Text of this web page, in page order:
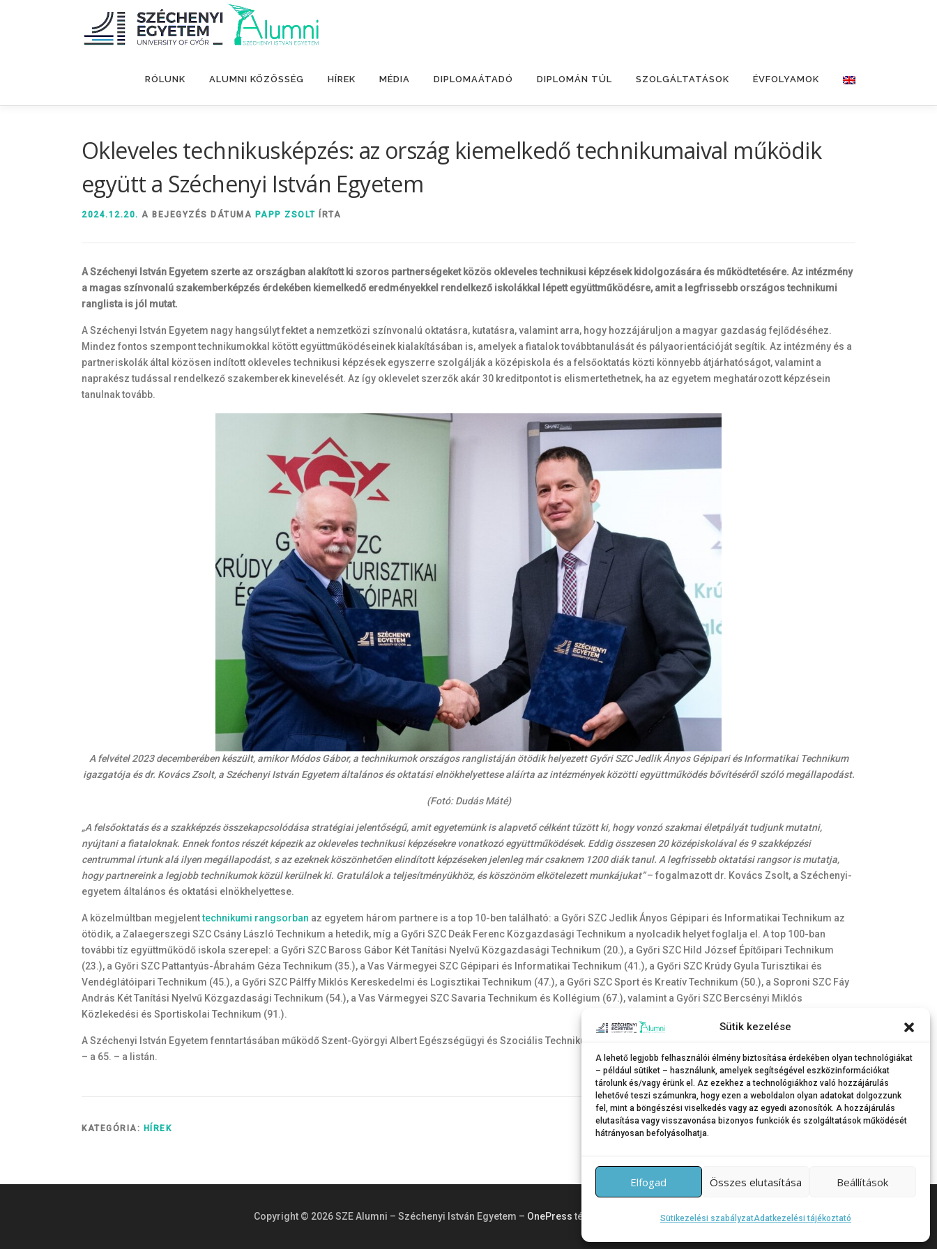
Sütik kezelése
A lehető legjobb felhasználói élmény biztosítása érdekében olyan technológiákat
– például sütiket – használunk, amelyek segítségével eszközinformációkat
tárolunk és/vagy érünk el. Az ezekhez a technológiákhoz való hozzájárulás
lehetővé teszi számunkra, hogy ezen a weboldalon olyan adatokat dolgozzunk
fel, mint a böngészési viselkedés vagy az egyedi azonosítók. A hozzájárulás
elutasítása vagy visszavonása bizonyos funkciók és szolgáltatások működését
hátrányosan befolyásolhatja.
Elfogad Összes elutasítása Beállítások
Sütikezelési szabályzatAdatkezelési tájékoztató
RÓLUNK ALUMNI KÖZÖSSÉG HÍREK MÉDIA DIPLOMAÁTADÓ DIPLOMÁN TÚL SZOLGÁLTATÁSOK ÉVFOLYAMOK
Okleveles technikusképzés: az ország kiemelkedő technikumaival működik
együtt a Széchenyi István Egyetem
2024.12.20. A BEJEGYZÉS DÁTUMA PAPP ZSOLT ÍRTA
A Széchenyi István Egyetem szerte az országban alakított ki szoros partnerségeket közös okleveles technikusi képzések kidolgozására és működtetésére. Az intézmény
a magas színvonalú szakemberképzés érdekében kiemelkedő eredményekkel rendelkező iskolákkal lépett együttműködésre, amit a legfrissebb országos technikumi
ranglista is jól mutat.
A Széchenyi István Egyetem nagy hangsúlyt fektet a nemzetközi színvonalú oktatásra, kutatásra, valamint arra, hogy hozzájáruljon a magyar gazdaság fejlődéséhez.
Mindez fontos szempont technikumokkal kötött együttműködéseinek kialakításában is, amelyek a fiatalok továbbtanulását és pályaorientációját segítik. Az intézmény és a
partneriskolák által közösen indított okleveles technikusi képzések egyszerre szolgálják a középiskola és a felsőoktatás közti könnyebb átjárhatóságot, valamint a
naprakész tudással rendelkező szakemberek kinevelését. Az így oklevelet szerzők akár 30 kreditpontot is elismertethetnek, ha az egyetem meghatározott képzésein
tanulnak tovább.
A felvétel 2023 decemberében készült, amikor Módos Gábor, a technikumok országos ranglistáján ötödik helyezett Győri SZC Jedlik Ányos Gépipari és Informatikai Technikum
igazgatója és dr. Kovács Zsolt, a Széchenyi István Egyetem általános és oktatási elnökhelyettese aláírta az intézmények közötti együttműködés bővítéséről szóló megállapodást.
(Fotó: Dudás Máté)
„A felsőoktatás és a szakképzés összekapcsolódása stratégiai jelentőségű, amit egyetemünk is alapvető célként tűzött ki, hogy vonzó szakmai életpályát tudjunk mutatni,
nyújtani a fiataloknak. Ennek fontos részét képezik az okleveles technikusi képzésekre vonatkozó együttműködések. Eddig összesen 20 középiskolával és 9 szakképzési
centrummal írtunk alá ilyen megállapodást, s az ezeknek köszönhetően elindított képzéseken jelenleg már csaknem 1200 diák tanul. A legfrissebb oktatási rangsor is mutatja,
hogy partnereink a legjobb technikumok közül kerülnek ki. Gratulálok a teljesítményükhöz, és köszönöm elkötelezett munkájukat”– fogalmazott dr. Kovács Zsolt, a Széchenyi-
egyetem általános és oktatási elnökhelyettese.
A közelmúltban megjelenttechnikumi rangsorban az egyetem három partnere is a top 10-ben található: a Győri SZC Jedlik Ányos Gépipari és Informatikai Technikum az
ötödik, a Zalaegerszegi SZC Csány László Technikum a hetedik, míg a Győri SZC Deák Ferenc Közgazdasági Technikum a nyolcadik helyet foglalja el. A top 100-ban
további tíz együttműködő iskola szerepel: a Győri SZC Baross Gábor Két Tanítási Nyelvű Közgazdasági Technikum (20.), a Győri SZC Hild József Építőipari Technikum
(23.), a Győri SZC Pattantyús-Ábrahám Géza Technikum (35.), a Vas Vármegyei SZC Gépipari és Informatikai Technikum (41.), a Győri SZC Krúdy Gyula Turisztikai és
Vendéglátóipari Technikum (45.), a Győri SZC Pálffy Miklós Kereskedelmi és Logisztikai Technikum (47.), a Győri SZC Sport és Kreatív Technikum (50.), a Soproni SZC Fáy
András Két Tanítási Nyelvű Közgazdasági Technikum (54.), a Vas Vármegyei SZC Savaria Technikum és Kollégium (67.), valamint a Győri SZC Bercsényi Miklós
Közlekedési és Sportiskolai Technikum (91.).
A Széchenyi István Egyetem fenntartásában működő Szent-Györgyi Albert Egészségügyi és Szociális Technikum és Szakképző Iskola ugyancsak előkelő helyen található
– a 65. – a listán.
KATEGÓRIA: HÍREK
Copyright © 2026 SZE Alumni – Széchenyi István Egyetem – OnePresstéma FameThemes által